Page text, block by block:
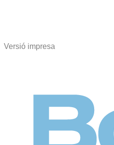
Versió impresa